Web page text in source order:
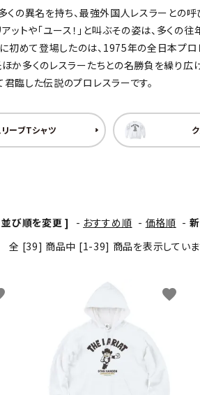
ん
多くの異名を持ち、最強外国人レスラーと
トや「ユース！」と叫ぶその姿は、多く
めて登場したのは、1975年の全日本プロ
か多くのレスラーたちとの名勝負を繰り
臨した伝説のプロレスラーです。
ーブTシャツ
び順を変更 ] - おすすめ順 - 価格順 -
全 [39] 商品中 [1-39] 商品を表示してい
favorite